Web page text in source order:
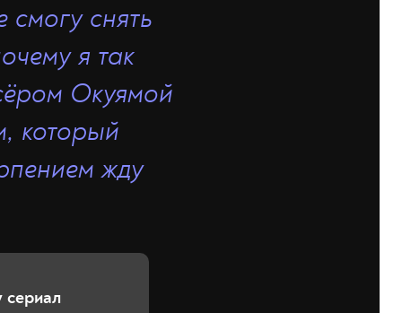
снять
я так
ёром Окуямой
который
жду
сериал